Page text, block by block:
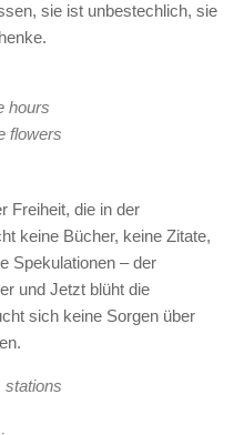
sie ist unbestechlich, sie
hours
flowers
Freiheit, die in der
keine Bücher, keine Zitate,
Spekulationen – der
und Jetzt blüht die
sich keine Sorgen über
stations